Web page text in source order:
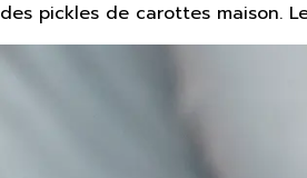
des pickles de carottes maison.